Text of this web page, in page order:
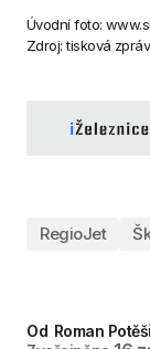
Úvodní foto:
Zdroj: tisková
RegioJet
Od Roman